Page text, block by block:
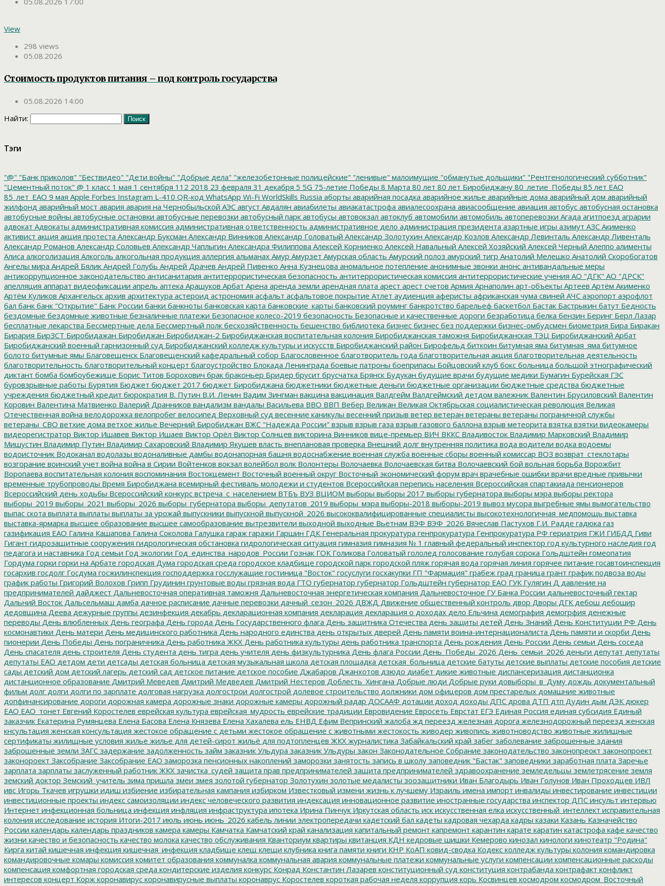
View
298 views
05.08.2026
Стоимость продуктов питания – под контроль государства
05.08.2026 14:00
Найти:
Тэги
"@" "Банк приколов" "Бествидео" "Дети войны" "Добрые дела" "железобетонные полицейские" "ленивые" малоимущие "обманутые дольщики" "Рентгенологический субботник"
"Цементный поток" @ 1 класс 1 мая 1 сентября 112 2018 23 февраля 31 декабря 5 5G 75-летие Победы 8 Марта 80 лет 80 лет Биробиджану 80_летие_Победы 85 лет ЕАО
85_лет_ЕАО 9 мая Apple Forbes Instagram L-410 QR-код WhatsApp Wi-Fi WorldSkills Russia аборты аварийная посадка аварийное жилье аварийные дома аварийный дом аварийный
жилфонд аварийный мост авария авария на Чернобыльской АЭС август Авдалян авиабилеты авиакатастрофа авиалесоохрана авиасообщение авиация автобус автобусная остановка
автобусные войны автобусные остановки автобусные перевозки автобусный парк автобусы автовокзал автоклуб автомобили автомобиль автоперевозки Агада агитпоезд аграрии
адвокат Адвокаты административная комиссия административная ответственность административное дело администрация президента азартные игры азимут АЗС Акименко
активист акция акция протеста Александр Буксман Александр Винников Александр Головатый Александр Золотухин Александр Козлов Александр Левинталь Александр Ливенталь
Александр Романов Александр Соловьев Александр Чаплыгин Александра Филиппова Алексей Корниенко Алексей Навальный Алексей Хозяйский Алексей Черный Алеппо алименты
Алиса алкоголизация Алкоголь алкогольная продукция аллергия альманах Амур Амурзет Амурская область Амурский полоз амурский тигр Анатолий Мелешко Анатолий Скоробогатов
Ангелы мира Андрей Бялик Андрей Голубь Андрей Драчев Андрей Пивенко Анна Кузнецова аномальное потепление анонимные звонки анонс антивандальные меры
антикоррупционное законодательство антисанитария антитеррористическая безопасность антитеррористическая комиссия антитеррористические учения АО "ДГК" АО "ДРСК"
апелляция аппарат видеофиксации апрель аптека Арашуков Арбат Арена аренда земли арендная плата арест арест счетов Армия Арнаполин арт-объекты Артеев Артём Акименко
Артём Куликов Архангельск архив архитектура астероид астрономия асфальт асфальтовое покрытие Атлет аудиенция аферисты африканская чума свиней АЧС аэропорт аэрофлот
бал банк банк "Открытие" Банк России банки банкноты банковская карта банковские_карты банковский роуминг банкротство барельеф баскетбол Бастак Бастрыкин батут Бедность
бездомные бездомные животные безналичные платежи Безопасное колесо-2019 безопасность Безопасные и качественные дороги безработица белка бензин Беринг Берл Лазар
бесплатные лекарства Бессмертные дела Бессмертный полк бесхозяйственность бешенство библиотека бизнес бизнес без поддержки бизнес-омбудсмен биометрия Бира Биракан
Бирария БирЗСТ Биробидажан Биробиджан Биробиджан-2 Биробиджанская воспитательная колония Биробиджанская таможня Биробиджанская ТЭЦ Биробиджанский Арбат
Биробиджанский военный гарнизонный суд Биробиджанский колледж культуры и искусств Биробиджанский район Бирофельд биткоин битумная яма битумная_яма битумное
болото битумные ямы Благовещенск Благовещенский кафедральный собор Благословенное благотворитель года благотворительная акция благотворительная деятельность
благотворительность благотворительный концерт благоустройство Блокада Ленинграда боевые патроны боеприпасы Бойцовский клуб бокс больница большой этнографический
диктант бомба бомбоубежище Борис Титов Борохович брак браконьер Бридер брусит брусчатка Брянск Будукан будущие врачи будущие медики Бумагин Бурейская ГЭС
буровзрывные работы Бурятия Бюджет бюджет 2017 бюджет Биробиджана бюджетники бюджетные деньги бюджетные организации бюджетные средства бюджетные
учреждения бюджетный кредит бюрократия В. Путин В.И. Ленин Вадим Зингман вакцина вакцинация Валдгейм Валдгеймский детдом валежник Валентин Брусиловский Валентин
Коровин Валентина Матвиенко Валерий Дранников вандализм вандалы Васильева ВВО ВВП Вебер Великан Великая Октябрьская социалистическая революция Великая
Отечественная война велодорожка велопробег велосипед Верховный суд весенние каникулы весенний призыв ветер ветеран ветераны ветераны пограничной службы
ветераны_СВО ветхие дома ветхое жилье Вечерний Биробиджан ВЖС "Надежда России" взрыв взрыв газа взрыв газового баллона взрыв метеорита взятка взятки видеокамеры
видеорегистратор Виктор Ишавев Виктор Ишаев Виктор Орёл Виктор Солнцев викторина Винников вице-премьер ВИЧ ВККС Владивосток Владимир Марковский Владимир
Мишустин Владимир Путин Владимир Сахаровский Владимир Якушев власть внеплановая проверка Внешний долг внутренняя политика вода водители водка водоемы
водоисточник Водоканал водолазы водоналивные дамбы водонапорная башня водоснабжение военная служба военные сборы военный комиссар ВОЗ возврат_стеклотары
возгорание воинский учет война война в Сирии Войтенков вокзал волейбол волк Волонтеры Волочаевка Волочаевская битва Волочаевский бой вольная борьба Ворожбит
Воропаева воспитательная колония воспоминания Востокцемент Восточный военный округ Восточный экономический форум врач врачебные ошибки врачи вредные привычки
временные трубопроводы Время Биробиджана всемирный фестиваль молодежи и студентов Всероссийская перепись населения Всероссийская спартакиада пенсионеров
Всероссийский день ходьбы Всероссийский конкурс встреча_с_населением ВТБъ ВУЗ ВЦИОМ выборы выборы 2017 выборы губернатора выборы мэра выборы ректора
выборы_2019 выборы_2021 выборы_2026 выборы_губернатора выборы_депутатов_2019 выборы_мэра выборы-2018 выборы-2019 вывоз мусора выгребные ямы вымогательство
выпас скота выплата выплаты выплаты за урожай выпускники выпускной выпускной_2026 высококвалифицированные специалисты высокотехнологичная_медпомощь выставка
выставка-ярмарка высшее образование высшее самообразование вытрезвители выходной выходные Вьетнам ВЭФ ВЭФ_2026 Вячеслав Пастухов Г.И. Радде гадюка газ
газификация ЕАО Галина Кашапова Галина Соколова Галушка гараж гаражи Гаршин ГДК Генеральная прокуратура генпрокуратура Генпрокуратура РФ гериатрия ГЖИ ГИБДД Гиви
Гигант гидрозащитные сооружения гидрологическая обстановка гидрологическая ситуация гимназия гимназия № 1 главный федеральный инспектор год культурного наследия год
педагога и наставника Год семьи Год экологии Год_единства_народов_России Гознак ГОК Голикова Головатый гололед голосование голубая сорока Гольдштейн гомеопатия
Гордума горки горки на Арбате городская Дума городская среда городское кладбище городской парк городской пляж горячая вода горячая линия горячее питание госавтоинспекция
госархив госдолг Госдума госжилинспекция господдержка госслужащие гостиница "Восток" госуслуги госхакупки ГП "Фармация" грабеж град граница грант график подвоза воды
график работы Григорий Волохов Грипп Грудинин грунтовые воды грязная вода ГТО губернатор губернатор Гольдштейн губернатор ЕАО ГУК Гулягин Д давление на
предпринимателей дайджест Дальневосточная оперативная таможня Дальневосточная энергетическая компания Дальневосточное ГУ Банка России дальневосточный гектар
Дальний Восток Дальсельмаш дамба дачное расписание дачные перевозки дачный_сезон_2026 ДВЖД Движение общественный контроль двор Дворы ДГК дебош дебошир
дедовщина Деева дежурные группы дезинфекция декабрь декларационная компания декларация декларация о доходах дело Ельчина демография демогрфия денежные
переводы День влюбленных День географа День города День Государственного флага День защитника Отечества день защиты детей День Знаний День Конституции РФ День
космонавтики День матери День медицинского работника День народного единства день открытых дверей День памяти воина-интернационалиста День памяти и скорби День
пионерии День Победы День пограничника День работника ЖКХ День работника культуры день работника транспорта День рождения День России День семьи День соседа
День спасателя день строителя День студента день тигра день учителя день физкультурника День флага России День_Победы_2026 День_семьи_2026 деньги депутат депутаты
депутаты ЕАО детдом дети детсады детская больница детская музыкальная школа детская площадка детская_больница детские батуты детские выплаты детские пособия детские
сады детский дом детский лагерь детский сад детское питание детское пособие Джабаров Джанхотов дзюдо диабет дикие животные диспансеризация дистанционка
дистанционное образование Дмитрий Меведев Дмитрий Медведев Дмитрий Нестеров Доблесть_Хингана Добрые люди Добрые руки довыборы_в_Думу дождь документальный
фильм долг долги долги по зарплате долговая нагрузка долгострои долгострой долевое строительство должники дом офицеров дом престарелых домашние животные
допфинансирование дороги дорожная камера дорожные знаки дорожные камеры дорожный радар ДОСААФ дотации доход доходы ДПС дрова ДТП дтп Дудин дым ДЭК дюкер
ЕАО ЕАО_тонет Евгений Коростелев еврейская культура еврейская_мудрость еврейские традиции Евровидение Евросеть Еврстат ЕГЭ Единая Россия единая субсидия Единый
заказчик Екатерина Румянцева Елена Басова Елена Князева Елена Хахалева ель ЕНВД Ефим Вепринский жалоба жд переезд железная дорога железнодорожный переезд женская
кнсультация женская консультация жестокое обращение с детьми жестокое обращение с животными жестокость живодер живопись животноводство животные жилищные
сертификаты жилищные условия жилье жилье для детей-сирот жильё для подтопленцев ЖКХ журналистика Забайкальский край забег заболевание заброшенные здания
заброшенные земли ЗАГС задержание задолженность займ заказник Ульдура заказник Ульдуры закон Законодательное Собрание законодательство законопреокт законопроект
законороект Заксобрание Заксобрание ЕАО заморозка пенсионных накоплений заморозки занятость запись в школу заповедник "Бастак" заповедники заработная плата Заречье
зарплата зарплаты заслуженный работник ЖКХ зачистка_судей защита прав предпринимателей защита предпринимателей здравоохранение земледельцы землетрясение земля
земский доктор Земский_учитель зима пришла змеи змея золотой губернатор Золотухин золотые медалисты зоозащитники Иван Благодырь Иван Голунов Иван Проходцев ИВЛ
ивс Игорь Ткачев игрушки идиш избиение избирательная кампания избирком Известковый измени жизнь к лучшему Израиль имена импорт инвалиды инвестирование инвестиции
инвестиционные проекты индекс самоизоляции индекс человеческого развития индексация инновационное развитие иностранные государства инспектор ДПС инсульт интервью
Интернет инфекционная больница инфекция инфляция инфраструктура ипотека Ирина Пинчук Иркутская область иск искусственная елка искусственный_интеллект исправительная
колония исследование история Итоги-2017 июль июнь июнь_2026 кабель линии электропередачи кадетский бал кадеты кадровая чехарда кадры казаки Казань Казначейство
России календарь календарь праздников камера камеры Камчатка Камчатский край канализация капитальный ремонт капремонт карантин карате каратин катастрофа кафе качество
жизни качество и безопасность качество молока качество обслуживания Кванториум квартиры квитанция КДН кедровые шишки Кемерово кинозал кинологи кинотеатр "Родина"
Кирга китай кишечная инфекция кишечная_инфекция кладбище клещ клещи клубника книга памяти книги КНР КоАП ковид-сводка Кодекс колледж культуры колония командировка
командировочные комары комиссия комитет образования коммуналка коммунальная авария коммунальные платежи коммунальные услуги компенсации компенсационные расходы
компенсация комфортная городская среда кондитерские изделия конкурс Конрад Константин Лазарев конституционный суд конституция контрабанда контрафакт конфликт
интересов концерт Корж коронавирус коронавирусные выплаты коронаврус Коростелев короткая рабочая неделя коррупция корь Косвинцев космодром космодром_Восточный